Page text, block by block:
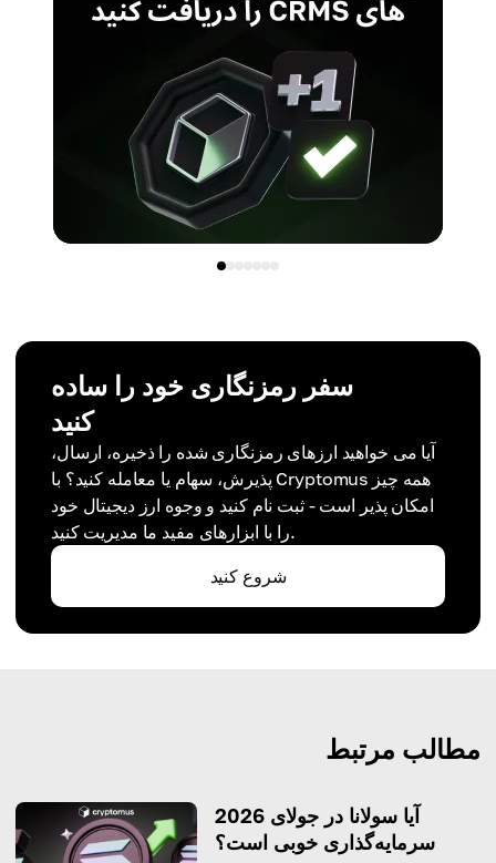
سفر رمزنگاری خود را ساده
کنید
آیا می خواهید ارزهای رمزنگاری شده را ذخیره، ارسال،
پذیرش، سهام یا معامله کنید؟ با Cryptomus همه چیز
امکان پذیر است - ثبت نام کنید و وجوه ارز دیجیتال خود
را با ابزارهای مفید ما مدیریت کنید.
شروع کنید
مطالب مرتبط
آیا سولانا در جولای 2026
سرمایه‌گذاری خوبی است؟